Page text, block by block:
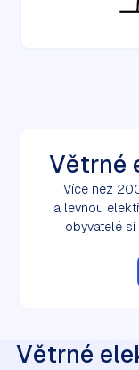
Větrné
Více než
a levnou
obyvatelé
Větrné